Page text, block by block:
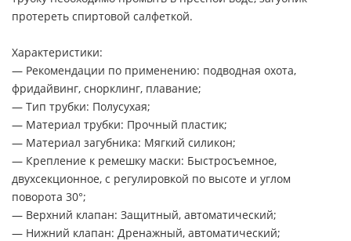
протереть спиртовой салфеткой.
Характеристики:
— Рекомендации по применению: подводная охота,
фридайвинг, снорклинг, плавание;
— Тип трубки: Полусухая;
— Материал трубки: Прочный пластик;
— Материал загубника: Мягкий силикон;
— Крепление к ремешку маски: Быстросъемное,
двухсекционное, с регулировкой по высоте и углом
поворота 30°;
— Верхний клапан: Защитный, автоматический;
— Нижний клапан: Дренажный, автоматический;